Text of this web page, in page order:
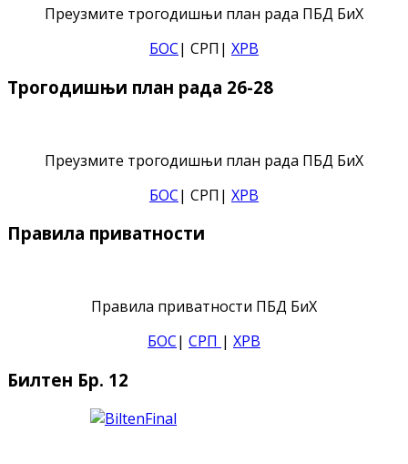
Преузмите трогодишњи план рада ПБД БиХ
БОС| СРП| ХРВ
Трогодишњи план рада 26-28
Преузмите трогодишњи план рада ПБД БиХ
БОС| СРП| ХРВ
Правила приватности
Правила приватности ПБД БиХ
БОС| СРП | ХРВ
Билтен Бр. 12